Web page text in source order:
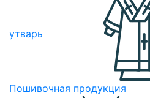
утварь
Пошивочная продукция